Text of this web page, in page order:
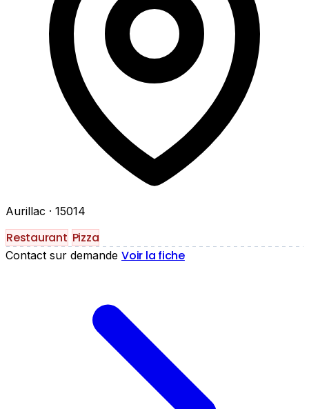
Aurillac · 15014
Restaurant Pizza
Contact sur demande Voir la fiche